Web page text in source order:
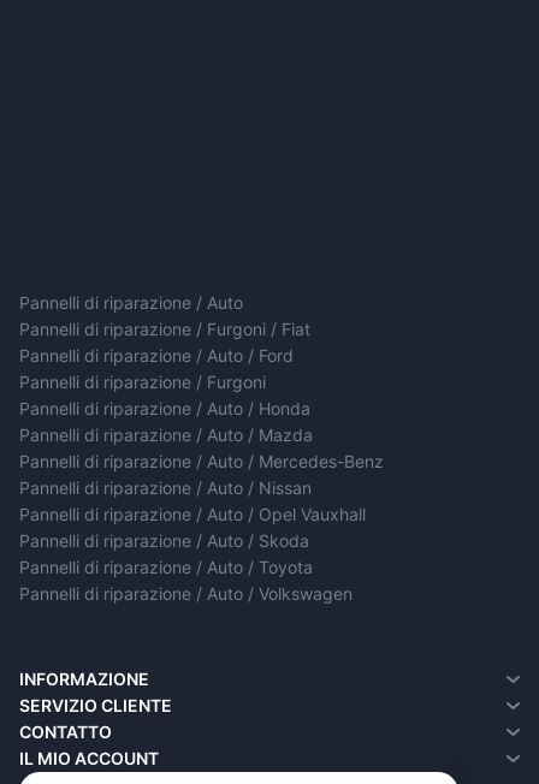
Pannelli di riparazione / Auto
Pannelli di riparazione / Furgoni / Fiat
Pannelli di riparazione / Auto / Ford
Pannelli di riparazione / Furgoni
Pannelli di riparazione / Auto / Honda
Pannelli di riparazione / Auto / Mazda
Pannelli di riparazione / Auto / Mercedes-Benz
Pannelli di riparazione / Auto / Nissan
Pannelli di riparazione / Auto / Opel Vauxhall
Pannelli di riparazione / Auto / Skoda
Pannelli di riparazione / Auto / Toyota
Pannelli di riparazione / Auto / Volkswagen
INFORMAZIONE
Chi siamo
Informazioni sulla consegna
Informativa sulla privacy
SERVIZIO CLIENTE
Contatto
Resi
CONTATTO
IL MIO ACCOUNT